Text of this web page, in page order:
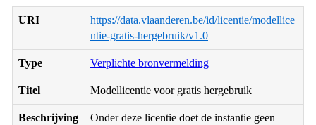
URI
https://data.vlaanderen.be/id/licentie/modellice
ntie-gratis-hergebruik/v1.0
Type Verplichte bronvermelding
Titel Modellicentie voor gratis hergebruik
Beschrijving
Onder deze licentie doet de instantie geen